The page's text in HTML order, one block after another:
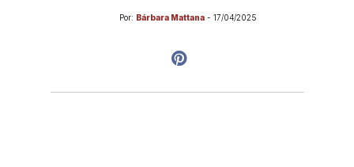
Por: Bárbara Mattana - 17/04/2025